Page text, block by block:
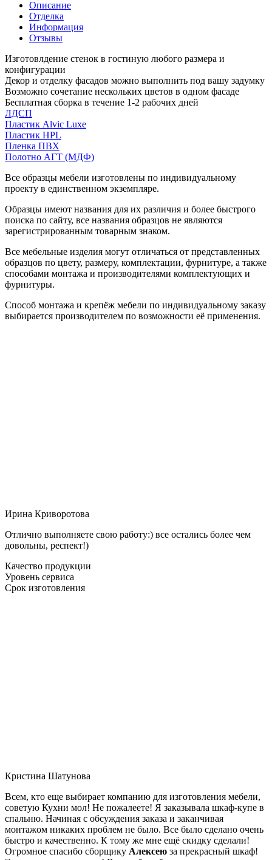
Описание
Отделка
Информация
Отзывы
Изготовлдение стенок в гостиную любого размера и
конфигурации
Декор и отделку фасадов можно выполнить под вашу задумку
Возможно сочетание нескольких цветов в одном фасаде
Бесплатная сборка в течение 1-2 рабочих дней
ЛДСП
Пластик Alvic Luxe
Пластик HPL
Пленка ПВХ
Полотно АГТ (МДФ)
Все образцы мебели изготовлены по индивидуальному
проекту в единственном экземпляре.
Образцы имеют названия для их различия и более быстрого
поиска по сайту, все названия образцов не являются
зарегистрированным товарным знаком.
Все мебельные изделия могут отличаться от представленных
образцов по цвету, размеру, комплектации, фурнитуре, а также
способами монтажа и производителями комплектующих и
фурнитуры.
Способ монтажа и крепёж мебели по индивидуальному заказу
выбирается производителем по возможности её применения.
Ирина Криворотова
Отлично выполняете свою работу:) все остались более чем
довольны, респект!)
Качество продукции
Уровень сервиса
Срок изготовления
Кристина Шатунова
Всем, кто еще выбирает компанию для изготовления мебели,
советую Кухни мол! Не пожалеете! Я заказывала шкаф-купе в
спальню. Начиная с обсуждения заказа и заканчивая
монтажом никаких проблем не было. Все было сделано очень
быстро и качественно. К тому же мне ещё скидку сделали!
Огромное спасибо сборщику Алексею за прекрасный шкаф!